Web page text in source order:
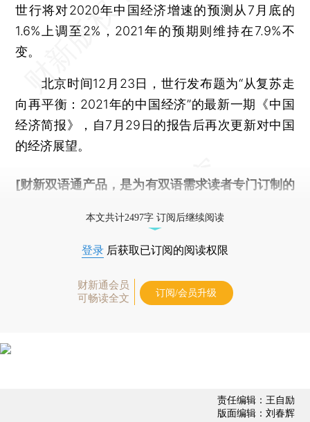
世行将对2020年中国经济增速的预测从7月底的
1.6%上调至2%，2021年的预期则维持在7.9%不
变。
北京时间12月23日，世行发布题为“从复苏走
向再平衡：2021年的中国经济”的最新一期《中国
经济简报》，自7月29日的报告后再次更新对中国
的经济展望。
[财新双语通产品，是为有双语需求读者专门订制的
本文共计2497字 订阅后继续阅读
登录 后获取已订阅的阅读权限
财新通会员
可畅读全文
订阅/会员升级
责任编辑：王自励
版面编辑：刘春辉